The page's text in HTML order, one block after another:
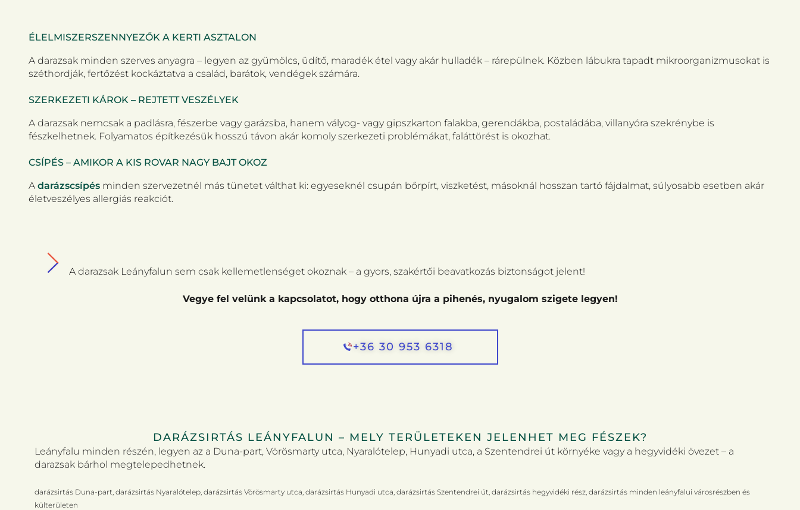
ÉLELMISZERSZENNYEZŐK A KERTI ASZTALON
A darazsak minden szerves anyagra – legyen az gyümölcs, üdítő, maradék étel vagy akár hulladék – rárepülnek. Közben lábukra tapadt mikroorganizmusokat is
széthordják, fertőzést kockáztatva a család, barátok, vendégek számára.
SZERKEZETI KÁROK – REJTETT VESZÉLYEK
A darazsak nemcsak a padlásra, fészerbe vagy garázsba, hanem vályog- vagy gipszkarton falakba, gerendákba, postaládába, villanyóra szekrénybe is
fészkelhetnek. Folyamatos építkezésük hosszú távon akár komoly szerkezeti problémákat, faláttörést is okozhat.
CSÍPÉS – AMIKOR A KIS ROVAR NAGY BAJT OKOZ
A darázscsípés minden szervezetnél más tünetet válthat ki: egyeseknél csupán bőrpírt, viszketést, másoknál hosszan tartó fájdalmat, súlyosabb esetben akár
életveszélyes allergiás reakciót.
A darazsak Leányfalun sem csak kellemetlenséget okoznak – a gyors, szakértői beavatkozás biztonságot jelent!
Vegye fel velünk a kapcsolatot, hogy otthona újra a pihenés, nyugalom szigete legyen!
+36 30 953 6318
DARÁZSIRTÁS LEÁNYFALUN – MELY TERÜLETEKEN JELENHET MEG FÉSZEK?
Leányfalu minden részén, legyen az a Duna-part, Vörösmarty utca, Nyaralótelep, Hunyadi utca, a Szentendrei út környéke vagy a hegyvidéki övezet – a
darazsak bárhol megtelepedhetnek.
darázsirtás Duna-part, darázsirtás Nyaralótelep, darázsirtás Vörösmarty utca, darázsirtás Hunyadi utca, darázsirtás Szentendrei út, darázsirtás hegyvidéki rész, darázsirtás minden leányfalui városrészben és
külterületen